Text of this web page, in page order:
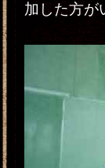
加した方が